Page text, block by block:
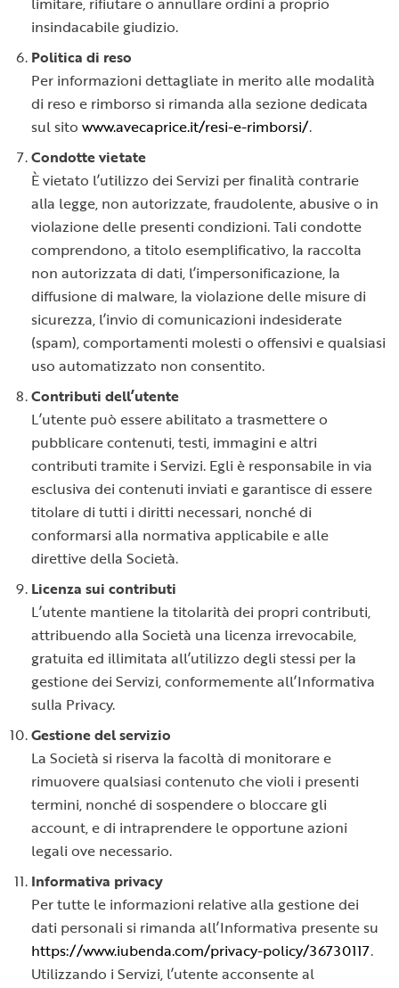
insindacabile giudizio.
Politica di reso
Per informazioni dettagliate in merito alle modalità
di reso e rimborso si rimanda alla sezione dedicata
sul sito www.avecaprice.it/resi-e-rimborsi/.
Condotte vietate
È vietato l’utilizzo dei Servizi per finalità contrarie
alla legge, non autorizzate, fraudolente, abusive o in
violazione delle presenti condizioni. Tali condotte
comprendono, a titolo esemplificativo, la raccolta
non autorizzata di dati, l’impersonificazione, la
diffusione di malware, la violazione delle misure di
sicurezza, l’invio di comunicazioni indesiderate
(spam), comportamenti molesti o offensivi e qualsiasi
uso automatizzato non consentito.
Contributi dell’utente
L’utente può essere abilitato a trasmettere o
pubblicare contenuti, testi, immagini e altri
contributi tramite i Servizi. Egli è responsabile in via
esclusiva dei contenuti inviati e garantisce di essere
titolare di tutti i diritti necessari, nonché di
conformarsi alla normativa applicabile e alle
direttive della Società.
Licenza sui contributi
L’utente mantiene la titolarità dei propri contributi,
attribuendo alla Società una licenza irrevocabile,
gratuita ed illimitata all’utilizzo degli stessi per la
gestione dei Servizi, conformemente all’Informativa
sulla Privacy.
Gestione del servizio
La Società si riserva la facoltà di monitorare e
rimuovere qualsiasi contenuto che violi i presenti
termini, nonché di sospendere o bloccare gli
account, e di intraprendere le opportune azioni
legali ove necessario.
Informativa privacy
Per tutte le informazioni relative alla gestione dei
dati personali si rimanda all’Informativa presente su
https://www.iubenda.com/privacy-policy/36730117.
Utilizzando i Servizi, l’utente acconsente al